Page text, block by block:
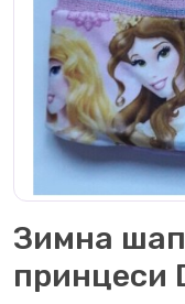
Зимна
принцеси